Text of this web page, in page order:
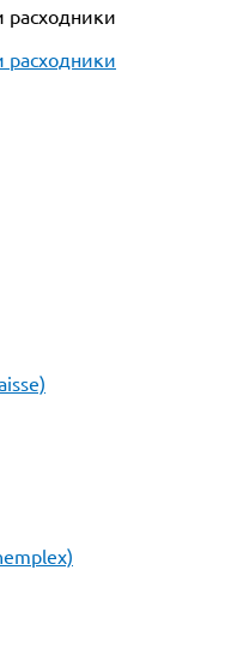
расходники
расходники